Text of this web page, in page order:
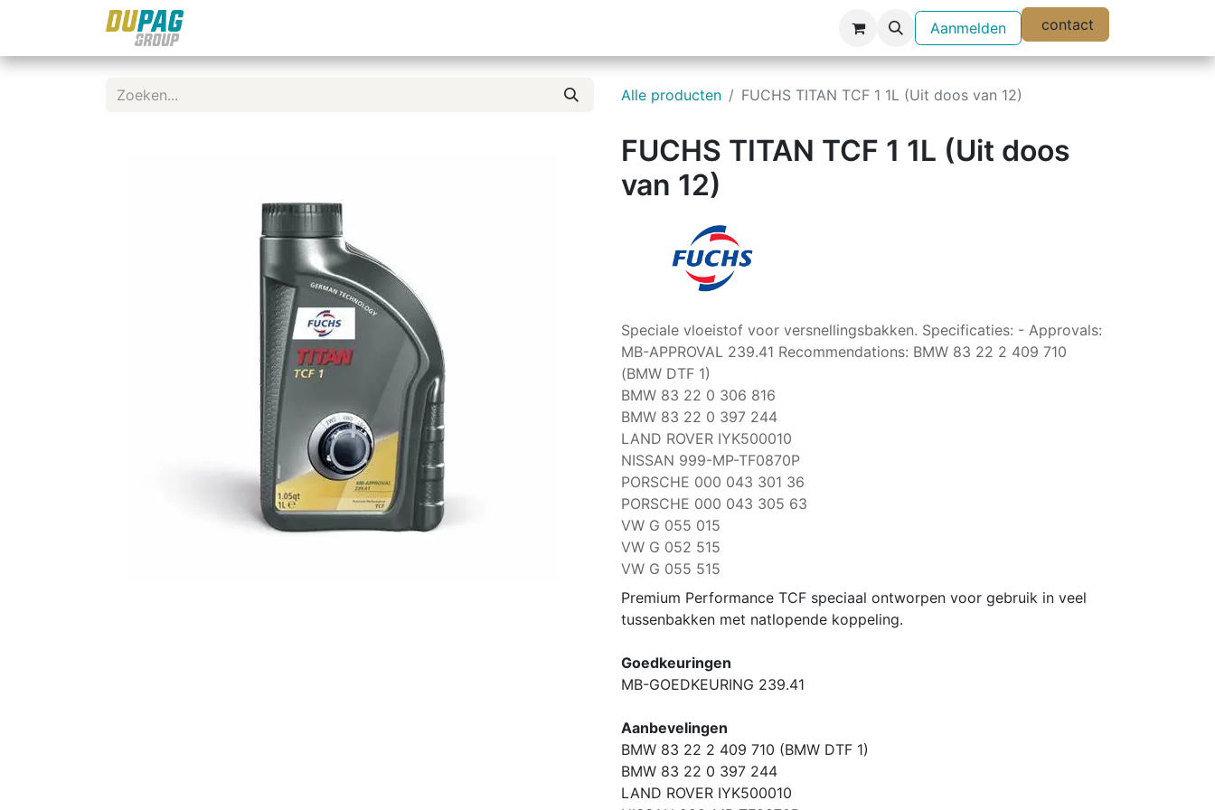
Aanmelden contact
Alle producten FUCHS TITAN TCF 1 1L (Uit doos van 12)
FUCHS TITAN TCF 1 1L (Uit doos
van 12)
Speciale vloeistof voor versnellingsbakken. Specificaties: - Approvals:
MB-APPROVAL 239.41 Recommendations: BMW 83 22 2 409 710
(BMW DTF 1)
BMW 83 22 0 306 816
BMW 83 22 0 397 244
LAND ROVER IYK500010
NISSAN 999-MP-TF0870P
PORSCHE 000 043 301 36
PORSCHE 000 043 305 63
VW G 055 015
VW G 052 515
VW G 055 515
Premium Performance TCF speciaal ontworpen voor gebruik in veel
tussenbakken met natlopende koppeling.
Goedkeuringen
MB-GOEDKEURING 239.41
Aanbevelingen
BMW 83 22 2 409 710 (BMW DTF 1)
BMW 83 22 0 397 244
LAND ROVER IYK500010